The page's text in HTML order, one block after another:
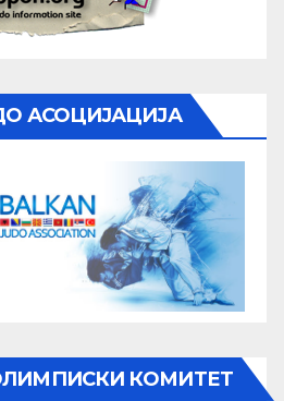
АСОЦИЈАЦИЈА
КОМИТЕТ